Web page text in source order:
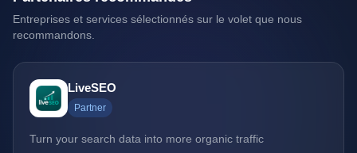
Entreprises et services sélectionnés sur le volet que nous
recommandons.
LiveSEO
Partner
Turn your search data into more organic traffic